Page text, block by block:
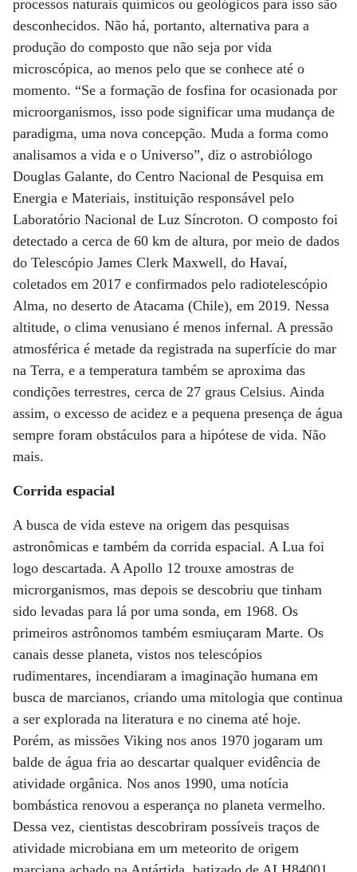
processos naturais químicos ou geológicos para isso são
desconhecidos. Não há, portanto, alternativa para a
produção do composto que não seja por vida
microscópica, ao menos pelo que se conhece até o
momento. “Se a formação de fosfina for ocasionada por
microorganismos, isso pode significar uma mudança de
paradigma, uma nova concepção. Muda a forma como
analisamos a vida e o Universo”, diz o astrobiólogo
Douglas Galante, do Centro Nacional de Pesquisa em
Energia e Materiais, instituição responsável pelo
Laboratório Nacional de Luz Síncroton. O composto foi
detectado a cerca de 60 km de altura, por meio de dados
do Telescópio James Clerk Maxwell, do Havaí,
coletados em 2017 e confirmados pelo radiotelescópio
Alma, no deserto de Atacama (Chile), em 2019. Nessa
altitude, o clima venusiano é menos infernal. A pressão
atmosférica é metade da registrada na superfície do mar
na Terra, e a temperatura também se aproxima das
condições terrestres, cerca de 27 graus Celsius. Ainda
assim, o excesso de acidez e a pequena presença de água
sempre foram obstáculos para a hipótese de vida. Não
mais.
Corrida espacial
A busca de vida esteve na origem das pesquisas
astronômicas e também da corrida espacial. A Lua foi
logo descartada. A Apollo 12 trouxe amostras de
microrganismos, mas depois se descobriu que tinham
sido levadas para lá por uma sonda, em 1968. Os
primeiros astrônomos também esmiuçaram Marte. Os
canais desse planeta, vistos nos telescópios
rudimentares, incendiaram a imaginação humana em
busca de marcianos, criando uma mitologia que continua
a ser explorada na literatura e no cinema até hoje.
Porém, as missões Viking nos anos 1970 jogaram um
balde de água fria ao descartar qualquer evidência de
atividade orgânica. Nos anos 1990, uma notícia
bombástica renovou a esperança no planeta vermelho.
Dessa vez, cientistas descobriram possíveis traços de
atividade microbiana em um meteorito de origem